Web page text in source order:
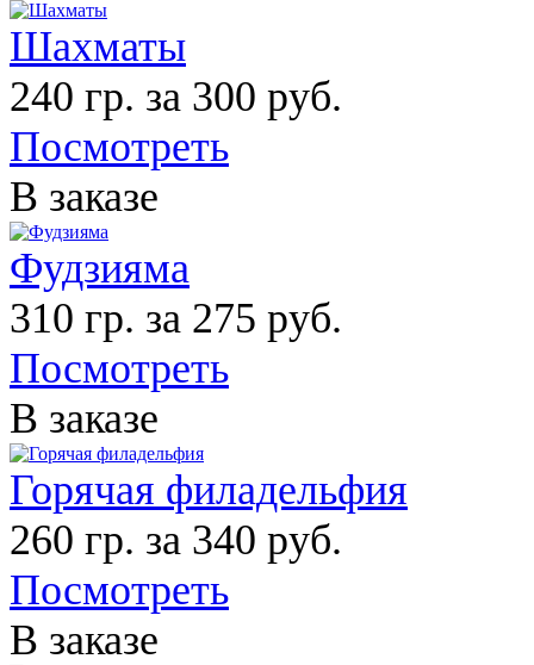
Шахматы
240 гр. за 300 руб.
Посмотреть
В заказе
Фудзияма
310 гр. за 275 руб.
Посмотреть
В заказе
Горячая филадельфия
260 гр. за 340 руб.
Посмотреть
В заказе